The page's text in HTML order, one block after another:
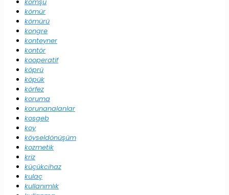
kömür
kömürü
kongre
konteyner
kontör
kooperatif
köprü
köpük
körfez
koruma
korunanalanlar
kosgeb
koy
köyseldönüşüm
kozmetik
kriz
küçükcihaz
kulaç
kullanımlık